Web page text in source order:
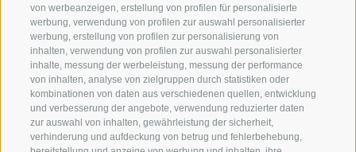
von werbeanzeigen, erstellung von profilen für personalisierte
werbung, verwendung von profilen zur auswahl personalisierter
werbung, erstellung von profilen zur personalisierung von
inhalten, verwendung von profilen zur auswahl personalisierter
inhalte, messung der werbeleistung, messung der performance
von inhalten, analyse von zielgruppen durch statistiken oder
kombinationen von daten aus verschiedenen quellen, entwicklung
und verbesserung der angebote, verwendung reduzierter daten
zur auswahl von inhalten, gewährleistung der sicherheit,
verhinderung und aufdeckung von betrug und fehlerbehebung,
WILLKOMMEN IN DER
FERIENREGION RATSCHINGS
JAUFENTAL
RATSCHINGS
SPORT UND
MENGE
SKIFAHREN
WANDERN